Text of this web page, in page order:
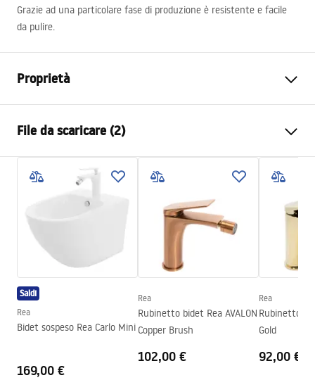
Grazie ad una particolare fase di produzione è resistente e facile
da pulire.
Proprietà
Metodo di installazione
Colore
Oro
Tipo di bocca
Girevole
Ottone
Gamma beccuccio
mm
Altezza
PVD
Diametro di connessione
File da scaricare (2)
Istruzioni di montaggio
Faucet.pdf
Warranty_Terms_and_Conditions_Faucets_-_5.pdf
Saldi
Rea
Bidet sospeso Rea Carlo Mini
169,00 €
Rea
Rubinetto bidet Rea AVALON
Copper Brush
102,00 €
Rea
Rubinetto
Gold
92,00 €